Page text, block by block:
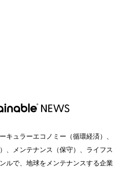
キュラーエコノミー（循環経済）、
、メンテナンス（保守）、ライフス
ルで、地球をメンテナンスする企業